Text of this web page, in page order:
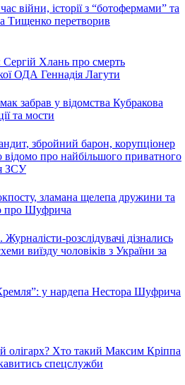
війни, історії з “ботофермами” та
Тищенко перетворив
Хлань про смерть
ОДА Геннадія Лагути
забрав у відомства Кубракова
та мости
збройний барон, корупціонер
про найбільшого приватного
ЗСУ
зламана щелепа дружини та
про Шуфрича
розслідувачі дізнались
виїзду чоловіків з України за
у нардепа Нестора Шуфрича
олігарх? Хто такий Максим Кріппа
спецслужби